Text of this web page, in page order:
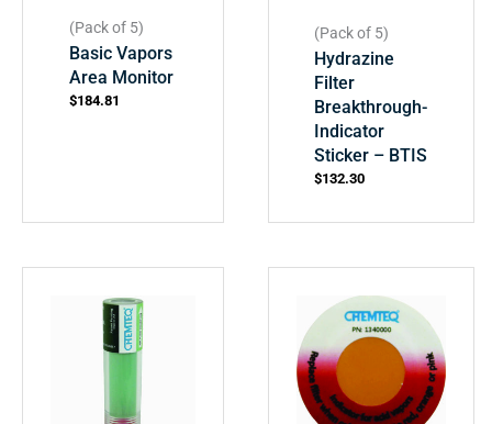
(Pack of 5)
Basic Vapors
Area Monitor
$184.81
(Pack of 5)
Hydrazine
Filter
Breakthrough-
Indicator
Sticker – BTIS
$132.30